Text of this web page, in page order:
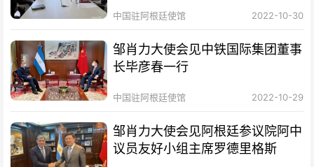
中国驻阿根廷使馆 2022-10-30
邹肖力大使会见中铁国际集团董事
长毕彦春一行
中国驻阿根廷使馆 2022-10-29
邹肖力大使会见阿根廷参议院阿中
议员友好小组主席罗德里格斯